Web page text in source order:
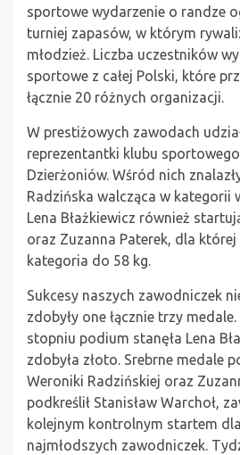
sportowe wydarzenie o randze
turniej zapasów, w którym
młodzież. Liczba uczestników
sportowe z całej Polski, które
łącznie 20 różnych organizacji.
W prestiżowych zawodach
reprezentantki klubu sportowego
Dzierżoniów. Wśród nich
Radzińska walcząca w kategorii
Lena Błażkiewicz również
oraz Zuzanna Paterek, dla której
kategoria do 58 kg.
Sukcesy naszych zawodniczek
zdobyły one łącznie trzy
stopniu podium stanęła Lena
zdobyła złoto. Srebrne medale
Weroniki Radzińskiej oraz
podkreślił Stanisław Warchoł,
kolejnym kontrolnym startem
najmłodszych zawodniczek.